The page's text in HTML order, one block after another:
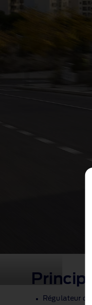
Régulateur